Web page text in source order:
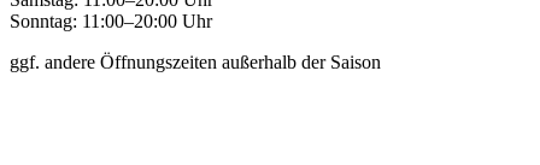
Sonntag: 11:00–20:00 Uhr
ggf. andere Öffnungszeiten außerhalb der Saison